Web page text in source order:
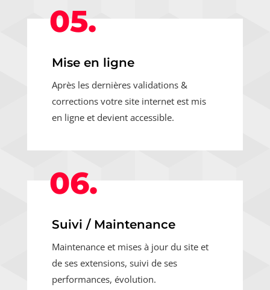
05.
Mise en ligne
Après les dernières validations &
corrections votre site internet est mis
en ligne et devient accessible.
06.
Suivi / Maintenance
Maintenance et mises à jour du site et
de ses extensions, suivi de ses
performances, évolution.